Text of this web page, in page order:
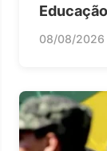
08/08/2026